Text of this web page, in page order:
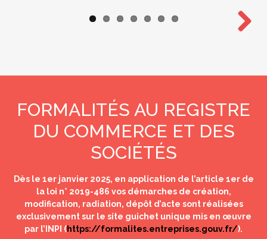
FORMALITÉS AU REGISTRE
DU COMMERCE ET DES
SOCIÉTÉS
Dès le 1er janvier 2025, en application de l’article 1er de
la loi n° 2019-486 vos démarches de création,
modification, radiation, dépôt d’acte sont réalisées
exclusivement sur le site guichet unique mis en œuvre
par l’INPI (https://formalites.entreprises.gouv.fr/).